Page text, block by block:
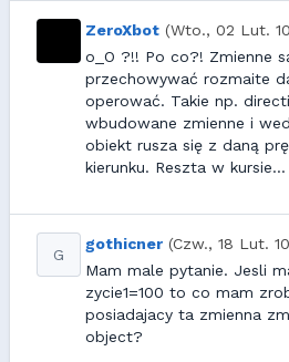
ZeroXbot (Wto., 02 Lut.
o_O ?!! Po co?! Zmienne
przechowywać rozmaite
operować. Takie np.
wbudowane zmienne i
obiekt rusza się z daną
kierunku. Reszta w kursie...
G
gothicner (Czw., 18 Lut.
Mam male pytanie. Jesli
zycie1=100 to co mam
posiadajacy ta zmienna
object?